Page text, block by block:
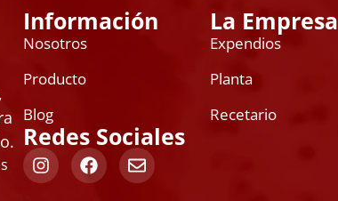
Información
Nosotros
Producto
Blog
La Empresa
Expendios
Planta
Recetario
Redes Sociales